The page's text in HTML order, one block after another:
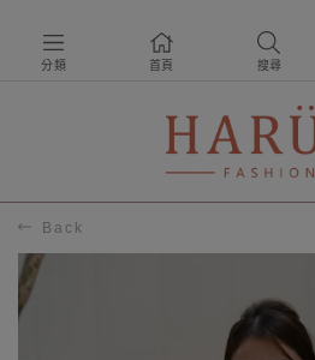
分類 首頁 搜尋
Back